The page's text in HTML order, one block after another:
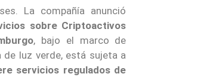
La compañía anunció
sobre Criptoactivos
, bajo el marco de
luz verde, está sujeta a
servicios regulados de